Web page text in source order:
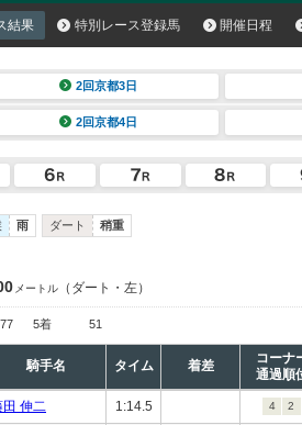
結果 特別レース登録馬 開催日程
2回京都3日
2回京都4日
雨 ダート 稍重
メートル （ダート・左）
77 5着 51
騎手名 タイム 着差
コーナ
通過順
田 伸二 1:14.5 4 2